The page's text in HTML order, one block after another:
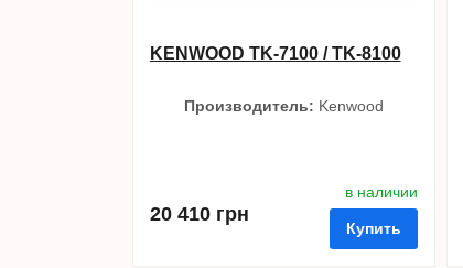
KENWOOD TK-7100 / TK-8100
Производитель: Kenwood
20 410 грн
в наличии
Купить